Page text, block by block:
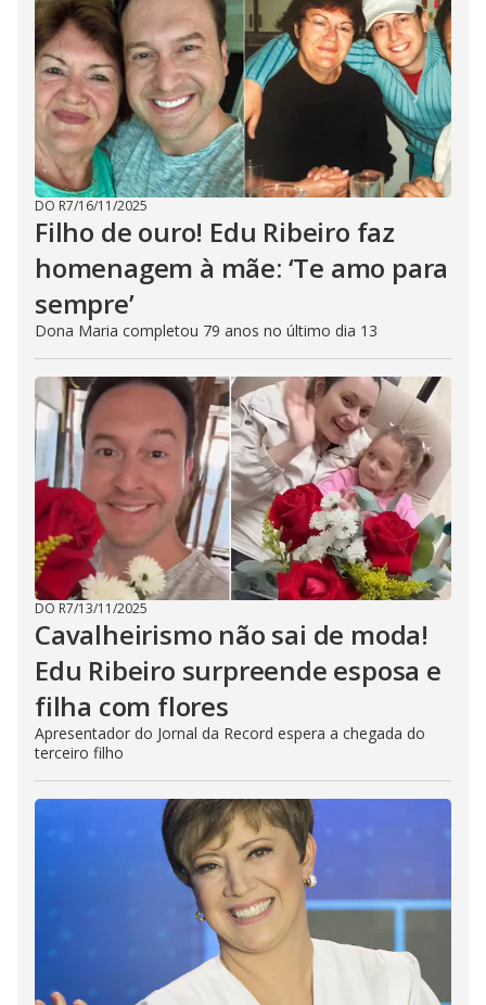
DO R7/16/11/2025
Filho de ouro! Edu Ribeiro faz
homenagem à mãe: ‘Te amo para
sempre’
Dona Maria completou 79 anos no último dia 13
DO R7/13/11/2025
Cavalheirismo não sai de moda!
Edu Ribeiro surpreende esposa e
filha com flores
Apresentador do Jornal da Record espera a chegada do
terceiro filho